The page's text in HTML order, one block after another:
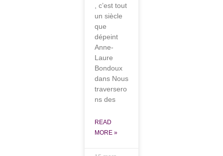
, c’est tout
un siècle
que
dépeint
Anne-
Laure
Bondoux
dans Nous
traversero
ns des
READ
MORE »